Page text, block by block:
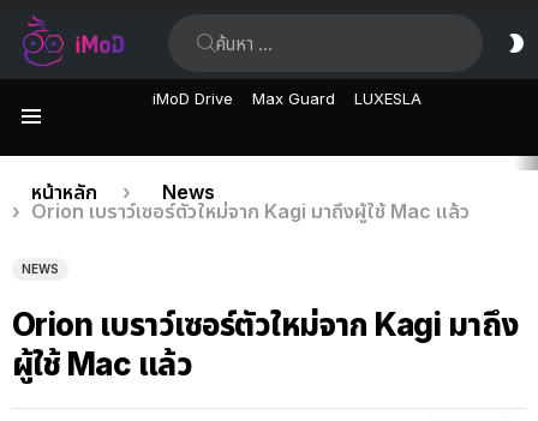
iMoD Drive Max Guard LUXESLA
เรื่อง
ล่าสุด
คุณอยู่ที่นี่:
หน้าหลัก
News
Orion เบราว์เซอร์ตัวใหม่จาก Kagi มาถึงผู้ใช้ Mac แล้ว
NEWS
Orion เบราว์เซอร์ตัวใหม่จาก Kagi มาถึง
ผู้ใช้ Mac แล้ว